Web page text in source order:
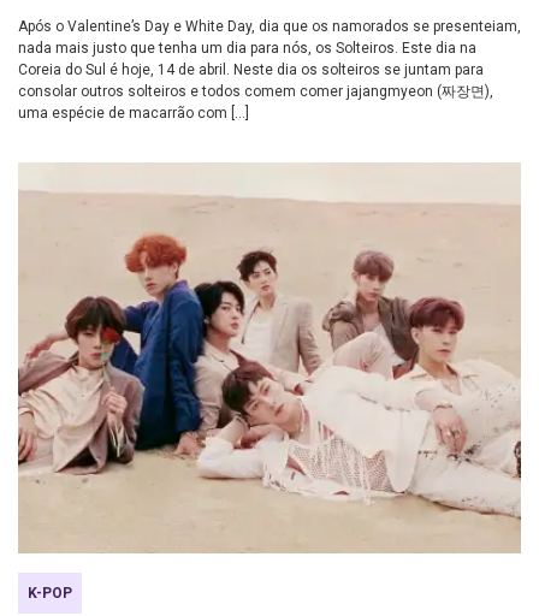
Após o Valentine’s Day e White Day, dia que os namorados se presenteiam,
nada mais justo que tenha um dia para nós, os Solteiros. Este dia na
Coreia do Sul é hoje, 14 de abril. Neste dia os solteiros se juntam para
consolar outros solteiros e todos comem comer jajangmyeon (짜장면),
uma espécie de macarrão com […]
K-POP